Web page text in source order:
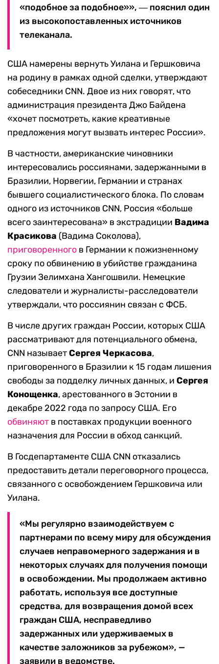
«подобное за подобное»», ― пояснил один
из высокопоставленных источников
телеканала.
США намерены вернуть Уилана и Гершковича
на родину в рамках одной сделки, утверждают
собеседники CNN. Двое из них говорят, что
администрация президента Джо Байдена
«хочет посмотреть, какие креативные
предложения могут вызвать интерес России».
В частности, американские чиновники
интересовались россиянами, задержанными в
Бразилии, Норвегии, Германии и странах
бывшего социалистического блока. По словам
одного из источников CNN, Россия «больше
всего заинтересована» в экстрадиции Вадима
Красикова (Вадима Соколова),
приговоренного в Германии к пожизненному
сроку по обвинению в убийстве гражданина
Грузии Зелимхана Хангошвили. Немецкие
следователи и журналисты-расследователи
утверждали, что россиянин связан с ФСБ.
В числе других граждан России, которых США
рассматривают для потенциального обмена,
CNN называетСергея Черкасова,
приговоренного в Бразилии к 15 годам лишения
свободы за подделку личных данных, и Сергея
Конощенка, арестованного в Эстонии в
декабре 2022 года по запросу США. Его
обвиняют в поставках продукции военного
назначения для России в обход санкций.
В Госдепартаменте США CNN отказались
предоставить детали переговорного процесса,
связанного с освобождением Гершковича или
Уилана.
«Мы регулярно взаимодействуем с
партнерами по всему миру для обсуждения
случаев неправомерного задержания и в
некоторых случаях для получения помощи
в освобождении. Мы продолжаем активно
работать, используя все доступные
средства, для возвращения домой всех
граждан США, несправедливо
задержанных или удерживаемых в
качестве заложников за рубежом», —
заявили в ведомстве.